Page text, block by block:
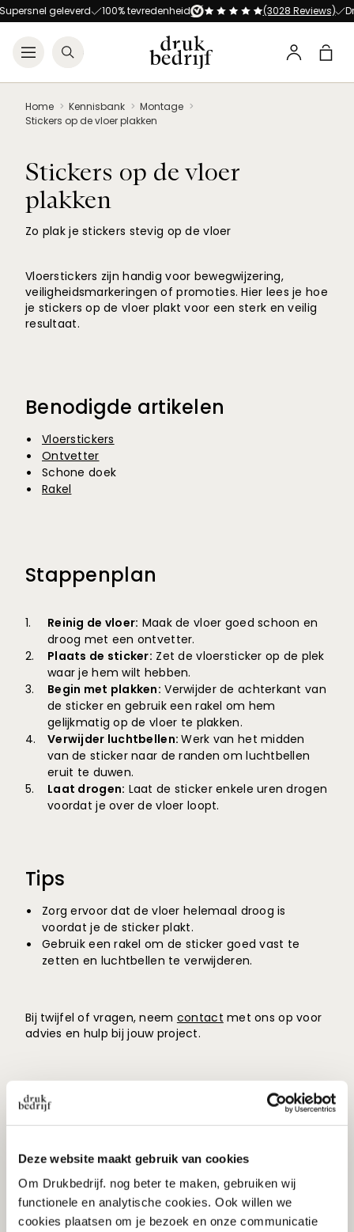
Deze website maakt gebruik van cookies
Om Drukbedrijf. nog beter te maken, gebruiken wij
functionele en analytische cookies. Ook willen we
cookies plaatsen om je bezoek en onze communicatie
Direct naar de
Direct naar de hoofdinhoud
Open menu
Zoeken
Profiel
geleverd 100% tevredenheid (3028 Reviews)
Home Kennisbank
Montage
Stickers op de vloer plakken
Stickers op de vloer
plakken
Zo plak je stickers stevig op de vloer
Vloerstickers zijn handig voor bewegwijzering,
veiligheidsmarkeringen of promoties. Hier lees je hoe
je stickers op de vloer plakt voor een sterk en veilig
resultaat.
Benodigde artikelen
Vloerstickers
Ontvetter
Schone doek
Rakel
Stappenplan
Reinig de vloer: Maak de vloer goed schoon en
droog met een ontvetter.
Plaats de sticker: Zet de vloersticker op de plek
waar je hem wilt hebben.
Begin met plakken: Verwijder de achterkant van
de sticker en gebruik een rakel om hem
gelijkmatig op de vloer te plakken.
Verwijder luchtbellen:Werk van het midden
van de sticker naar de randen om luchtbellen
eruit te duwen.
Laat drogen: Laat de sticker enkele uren drogen
voordat je over de vloer loopt.
Tips
Zorg ervoor dat de vloer helemaal droog is
voordat je de sticker plakt.
Gebruik een rakel om de sticker goed vast te
zetten en luchtbellen te verwijderen.
Bij twijfel of vragen, neem contact met ons op voor
advies en hulp bij jouw project.
Gerelateerde
producten